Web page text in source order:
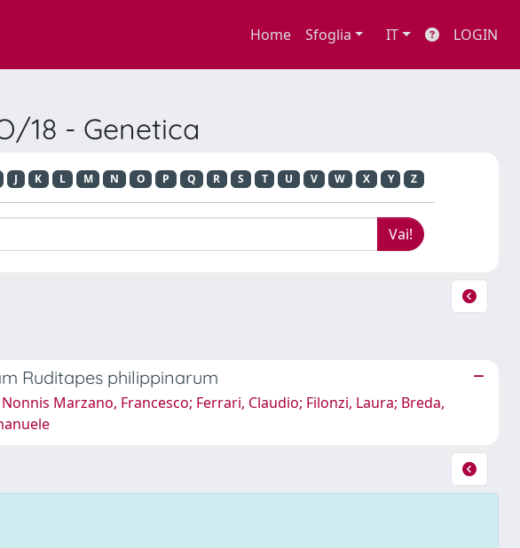
Home Sfoglia IT LOGIN
18 - Genetica
J K L M N O P Q R S T U V W X Y Z
Ruditapes philippinarum
Marzano, Francesco; Ferrari, Claudio; Filonzi, Laura; Breda,